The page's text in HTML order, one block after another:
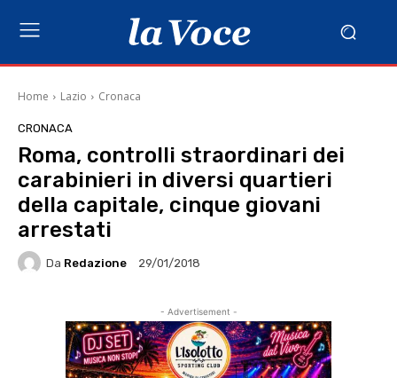
Home Lazio Cronaca
CRONACA
Roma, controlli straordinari dei
carabinieri in diversi quartieri
della capitale, cinque giovani
arrestati
Da Redazione 29/01/2018
- Advertisement -